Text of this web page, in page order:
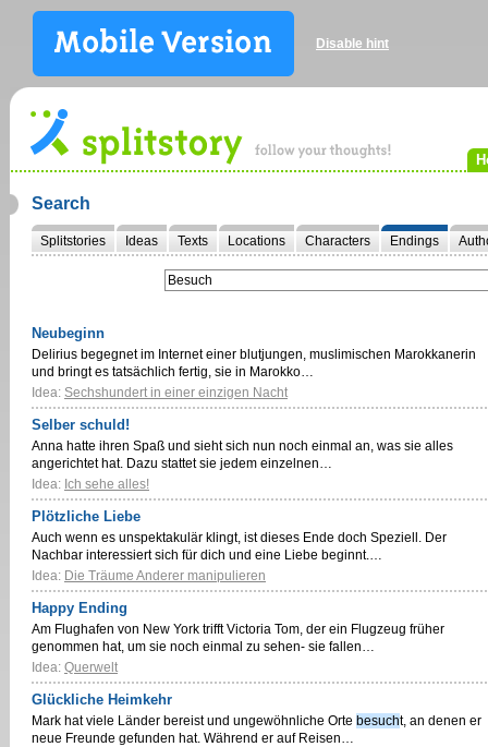
Disable hint
Search
Splitstories Ideas Texts Locations Characters Endings
Neubeginn
Delirius begegnet im Internet einer blutjungen, muslimischen Marokkanerin
und bringt es tatsächlich fertig, sie in Marokko…
Idea: Sechshundert in einer einzigen Nacht
Selber schuld!
Anna hatte ihren Spaß und sieht sich nun noch einmal an, was sie alles
angerichtet hat. Dazu stattet sie jedem einzelnen…
Idea: Ich sehe alles!
Plötzliche Liebe
Auch wenn es unspektakulär klingt, ist dieses Ende doch Speziell. Der
Nachbar interessiert sich für dich und eine Liebe beginnt.…
Idea: Die Träume Anderer manipulieren
Happy Ending
Am Flughafen von New York trifft Victoria Tom, der ein Flugzeug früher
genommen hat, um sie noch einmal zu sehen- sie fallen…
Idea: Querwelt
Glückliche Heimkehr
Mark hat viele Länder bereist und ungewöhnliche Orte besucht, an denen er
neue Freunde gefunden hat. Während er auf Reisen…